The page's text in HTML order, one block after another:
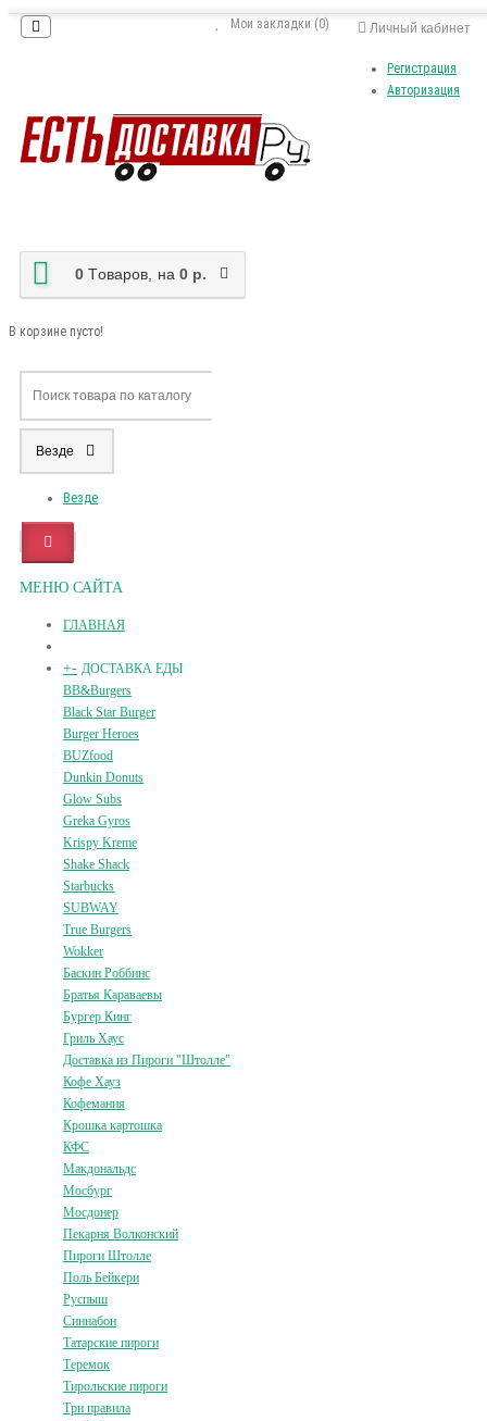
Личный кабинет
Регистрация
Авторизация
Мои закладки (0)
0 Tоваров, на 0 р.
В корзине пусто!
Везде
Везде
МЕНЮ САЙТА
ГЛАВНАЯ
+- ДОСТАВКА ЕДЫ
BB&Burgers
Black Star Burger
Burger Heroes
BUZfood
Dunkin Donuts
Glow Subs
Greka Gyros
Krispy Kreme
Shake Shack
Starbucks
SUBWAY
True Burgers
Wokker
Баскин Роббинс
Братья Караваевы
Бургер Кинг
Гриль Хаус
Доставка из Пироги "Штолле"
Кофе Хауз
Кофемания
Крошка картошка
КФС
Макдональдс
Мосбург
Мосдонер
Пекарня Волконский
Пироги Штолле
Поль Бейкери
Руспыш
Синнабон
Татарские пироги
Теремок
Тирольские пироги
Три правила